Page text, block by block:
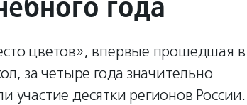
цветов», впервые прошедшая в
за четыре года значительно
десятки регионов России.